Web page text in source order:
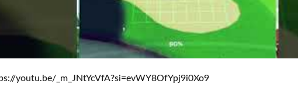
youtu.be/_m_JNtYcVfA?si=evWY8OfYpj9i0Xo9